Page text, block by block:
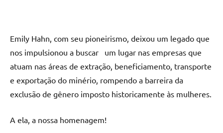
Emily Hahn, com seu pioneirismo, deixou um legado que
nos impulsionou a buscar um lugar nas empresas que
atuam nas áreas de extração, beneficiamento, transporte
e exportação do minério, rompendo a barreira da
exclusão de gênero imposto historicamente às mulheres.
A ela, a nossa homenagem!